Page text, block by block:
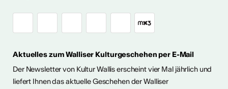
Himmel im Wallis
Kunst im Freien so richtig
eine kleine aber feine
im Wallis
Aktuelles zum Walliser Kulturgeschehen per E-Mail
Der Newsletter von Kultur Wallis erscheint vier Mal jährlich und
liefert Ihnen das aktuelle Geschehen der Walliser